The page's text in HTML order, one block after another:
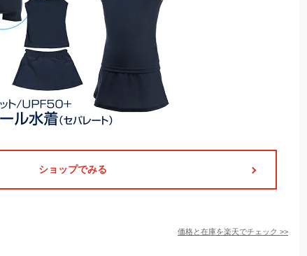
ショップでみる
価格と在庫を楽天でチェック >>